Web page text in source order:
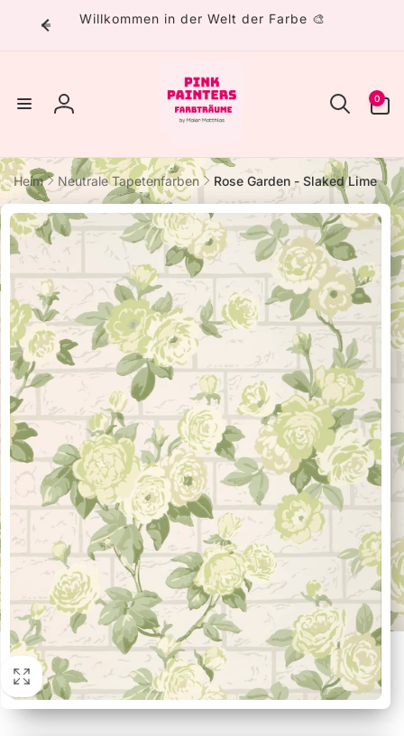
Inhalt
Willkommen in der Welt der Farbe 🎨
Einloggen
0
Artikel
Heim Neutrale Tapetenfarben Rose Garden - Slaked Lime